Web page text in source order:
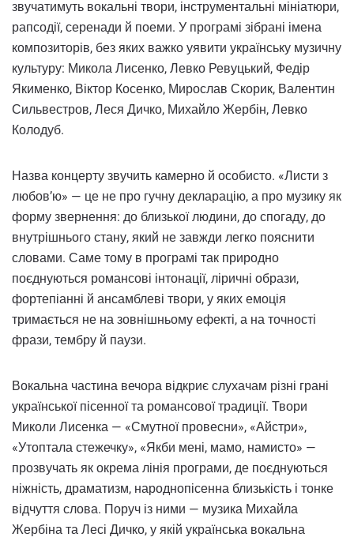
звучатимуть вокальні твори, інструментальні мініатюри,
рапсодії, серенади й поеми. У програмі зібрані імена
композиторів, без яких важко уявити українську музичну
культуру: Микола Лисенко, Левко Ревуцький, Федір
Якименко, Віктор Косенко, Мирослав Скорик, Валентин
Сильвестров, Леся Дичко, Михайло Жербін, Левко
Колодуб.
Назва концерту звучить камерно й особисто. «Листи з
любов’ю» — це не про гучну декларацію, а про музику як
форму звернення: до близької людини, до спогаду, до
внутрішнього стану, який не завжди легко пояснити
словами. Саме тому в програмі так природно
поєднуються романсові інтонації, ліричні образи,
фортепіанні й ансамблеві твори, у яких емоція
тримається не на зовнішньому ефекті, а на точності
фрази, тембру й паузи.
Вокальна частина вечора відкриє слухачам різні грані
української пісенної та романсової традиції. Твори
Миколи Лисенка — «Смутної провесни», «Айстри»,
«Утоптала стежечку», «Якби мені, мамо, намисто» —
прозвучать як окрема лінія програми, де поєднуються
ніжність, драматизм, народнопісенна близькість і тонке
відчуття слова. Поруч із ними — музика Михайла
Жербіна та Лесі Дичко, у якій українська вокальна